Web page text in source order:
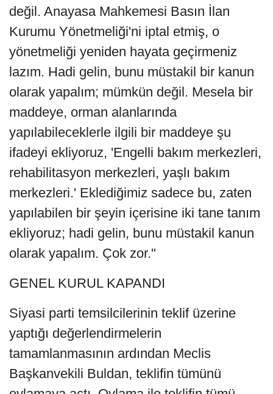
değil. Anayasa Mahkemesi Basın İlan
Kurumu Yönetmeliği'ni iptal etmiş, o
yönetmeliği yeniden hayata geçirmeniz
lazım. Hadi gelin, bunu müstakil bir kanun
olarak yapalım; mümkün değil. Mesela bir
maddeye, orman alanlarında
yapılabileceklerle ilgili bir maddeye şu
ifadeyi ekliyoruz, 'Engelli bakım merkezleri,
rehabilitasyon merkezleri, yaşlı bakım
merkezleri.' Eklediğimiz sadece bu, zaten
yapılabilen bir şeyin içerisine iki tane tanım
ekliyoruz; hadi gelin, bunu müstakil kanun
olarak yapalım. Çok zor."
GENEL KURUL KAPANDI
Siyasi parti temsilcilerinin teklif üzerine
yaptığı değerlendirmelerin
tamamlanmasının ardından Meclis
Başkanvekili Buldan, teklifin tümünü